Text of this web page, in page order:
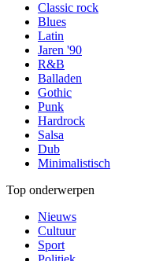
Classic rock
Blues
Latin
Jaren '90
R&B
Balladen
Gothic
Punk
Hardrock
Salsa
Dub
Minimalistisch
Top onderwerpen
Nieuws
Cultuur
Sport